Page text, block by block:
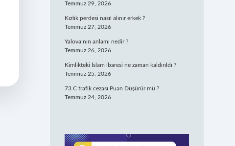
Temmuz 29, 2026
Kızlık perdesi nasıl alınır erkek ?
Temmuz 27, 2026
Yalova’nın anlamı nedir ?
Temmuz 26, 2026
Kimlikteki İslam ibaresi ne zaman kaldırıldı ?
Temmuz 25, 2026
73 C trafik cezası Puan Düşürür mü ?
Temmuz 24, 2026